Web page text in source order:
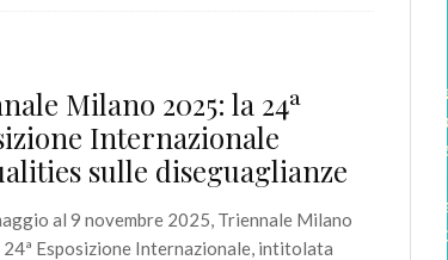
Milano 2025: la 24ª
Internazionale
sulle diseguaglianze
al 9 novembre 2025, Triennale Milano
Esposizione Internazionale, intitolata